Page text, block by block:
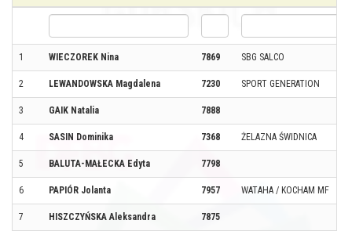
1 WIECZOREK Nina 7869 SBG SALCO
2 LEWANDOWSKA Magdalena 7230 SPORT GENERATION
3 GAIK Natalia 7888
4 SASIN Dominika 7368 ŻELAZNA ŚWIDNICA
5 BALUTA-MAŁECKA Edyta 7798
6 PAPIÓR Jolanta 7957 WATAHA / KOCHAM MF
7 HISZCZYŃSKA Aleksandra 7875